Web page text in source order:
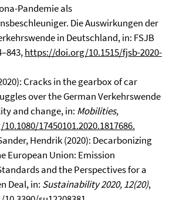
Pandemie als
Die Auswirkungen der
in Deutschland, in: FSJB
https://doi.org/10.1515/fjsb-2020-
Cracks in the gearbox of car
over the German Verkehrswende
and change, in: Mobilities,
17450101.2020.1817686.
Hendrik (2020): Decarbonizing
European Union: Emission
and the Perspectives for a
Deal, in: Sustainability 2020, 12(20),